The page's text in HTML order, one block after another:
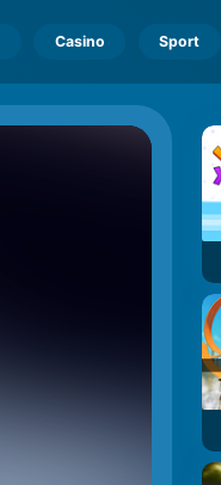
Casino Sport